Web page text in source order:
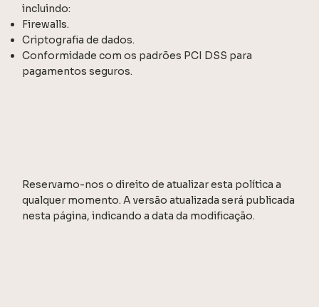
incluindo:
Firewalls.
Criptografia de dados.
Conformidade com os padrões PCI DSS para
pagamentos seguros.
Reservamo-nos o direito de atualizar esta política a
qualquer momento. A versão atualizada será publicada
nesta página, indicando a data da modificação.